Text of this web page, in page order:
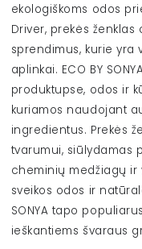
ekologiškoms odos
Driver, prekės
sprendimus, kurie yra
aplinkai. ECO BY
produktupse, odos ir
kuriamos naudojant
ingredientus. Prekės
tvarumui, siūlydamas
cheminių medžiagų ir
sveikos odos ir
SONYA tapo
ieškantiems švaraus